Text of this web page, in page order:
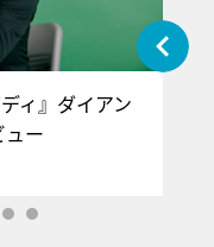
ィ』ダイアン
タビュー